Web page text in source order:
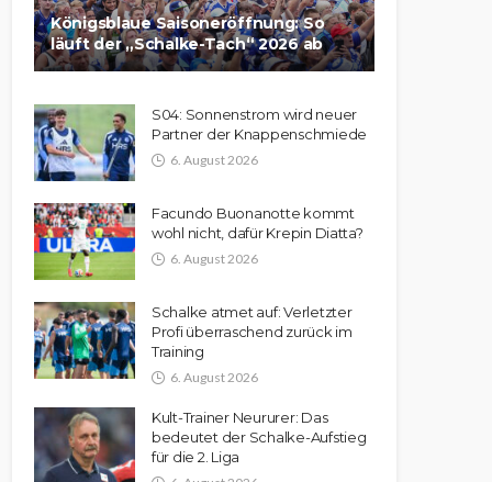
Königsblaue Saisoneröffnung: So
läuft der „Schalke-Tach“ 2026 ab
S04: Sonnenstrom wird neuer
Partner der Knappenschmiede
6. August 2026
Facundo Buonanotte kommt
wohl nicht, dafür Krepin Diatta?
6. August 2026
Schalke atmet auf: Verletzter
Profi überraschend zurück im
Training
6. August 2026
Kult-Trainer Neururer: Das
bedeutet der Schalke-Aufstieg
für die 2. Liga